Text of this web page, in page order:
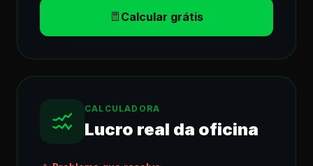
Calcular grátis
CALCULADORA
Lucro real da oficina